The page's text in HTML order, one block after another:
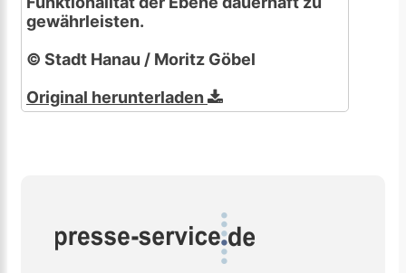
gewährleisten.
© Stadt Hanau / Moritz Göbel
Original herunterladen